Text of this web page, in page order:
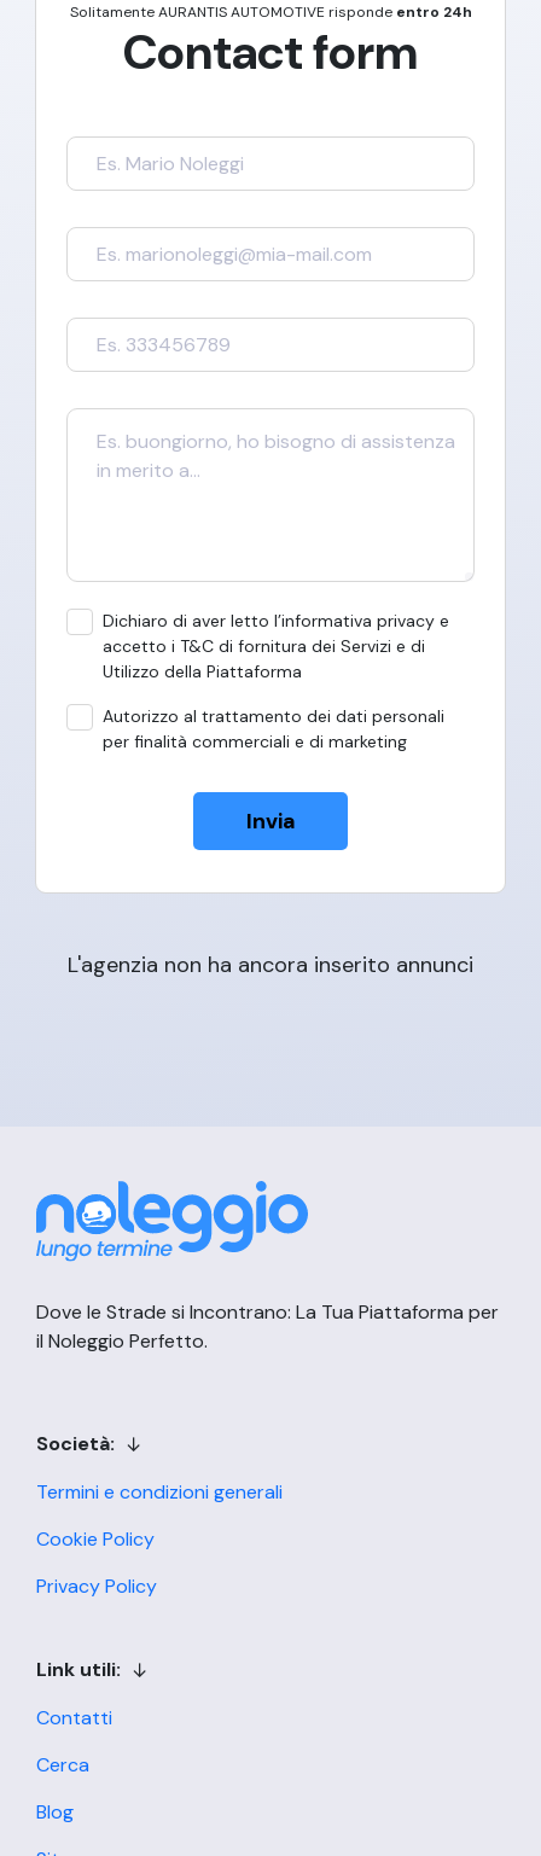
SolitamenteAURANTIS AUTOMOTIVE risponde entro 24h
Contact form
Dichiaro di aver letto l’informativa privacy e
accetto i T&C di fornitura dei Servizi e di
Utilizzo della Piattaforma
Autorizzo al trattamento dei dati personali
per finalità commerciali e di marketing
Invia
L'agenzia non ha ancora inserito annunci
Dove le Strade si Incontrano: La Tua Piattaforma per
il Noleggio Perfetto.
Società:
Termini e condizioni generali
Cookie Policy
Privacy Policy
Link utili:
Contatti
Cerca
Blog